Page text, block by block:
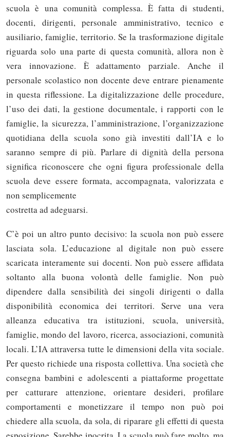
scuola è una comunità complessa. È fatta di studenti,
docenti, dirigenti, personale amministrativo, tecnico e
ausiliario, famiglie, territorio. Se la trasformazione digitale
riguarda solo una parte di questa comunità, allora non è
vera innovazione. È adattamento parziale. Anche il
personale scolastico non docente deve entrare pienamente
in questa riflessione. La digitalizzazione delle procedure,
l’uso dei dati, la gestione documentale, i rapporti con le
famiglie, la sicurezza, l’amministrazione, l’organizzazione
quotidiana della scuola sono già investiti dall’IA e lo
saranno sempre di più. Parlare di dignità della persona
significa riconoscere che ogni figura professionale della
scuola deve essere formata, accompagnata, valorizzata e
non semplicemente
costretta ad adeguarsi.
C’è poi un altro punto decisivo: la scuola non può essere
lasciata sola. L’educazione al digitale non può essere
scaricata interamente sui docenti. Non può essere affidata
soltanto alla buona volontà delle famiglie. Non può
dipendere dalla sensibilità dei singoli dirigenti o dalla
disponibilità economica dei territori. Serve una vera
alleanza educativa tra istituzioni, scuola, università,
famiglie, mondo del lavoro, ricerca, associazioni, comunità
locali. L’IA attraversa tutte le dimensioni della vita sociale.
Per questo richiede una risposta collettiva. Una società che
consegna bambini e adolescenti a piattaforme progettate
per catturare attenzione, orientare desideri, profilare
comportamenti e monetizzare il tempo non può poi
chiedere alla scuola, da sola, di riparare gli effetti di questa